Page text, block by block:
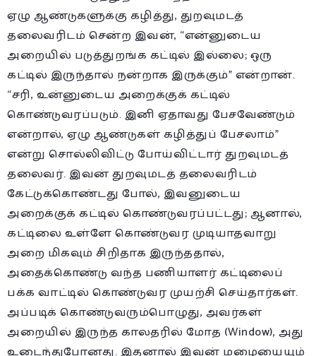
ஏழு ஆண்டுகளுக்கு கழித்து, துறவுமடத்
தலைவரிடம் சென்ற இவன், “என்னுடைய
அறையில் படுத்துறங்க கட்டில் இல்லை; ஒரு
கட்டில் இருந்தால் நன்றாக இருக்கும்” என்றான்.
“சரி, உன்னுடைய அறைக்குக் கட்டில்
கொண்டுவரப்படும். இனி ஏதாவது பேசவேண்டும்
என்றால், ஏழு ஆண்டுகள் கழித்துப் பேசலாம்”
என்று சொல்லிவிட்டு போய்விட்டார் துறவுமடத்
தலைவர். இவன் துறவுமடத் தலைவரிடம்
கேட்டுக்கொண்டது போல், இவனுடைய
அறைக்குக் கட்டில் கொண்டுவரப்பட்டது; ஆனால்,
கட்டிலை உள்ளே கொண்டுவர முடியாதவாறு
அறை மிகவும் சிறிதாக இருந்ததால்,
அதைக்கொண்டு வந்த பணியாளர் கட்டிலைப்
பக்க வாட்டில் கொண்டுவர முயற்சி செய்தார்கள்.
அப்படிக் கொண்டுவரும்பொழுது, அவர்கள்
அறையில் இருந்த காலதரில் மோத (Window), அது
உடைந்துபோனது. இதனால் இவன் மழையையும்